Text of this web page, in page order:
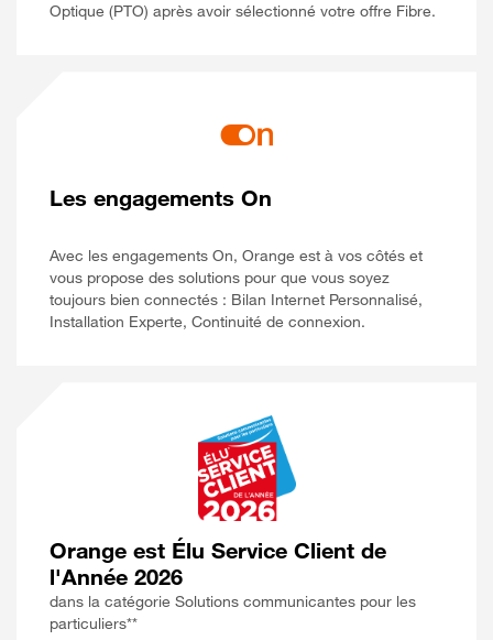
Optique (PTO) après avoir sélectionné votre offre Fibre.
Les engagements On
Avec les engagements On, Orange est à vos côtés et
vous propose des solutions pour que vous soyez
toujours bien connectés : Bilan Internet Personnalisé,
Installation Experte, Continuité de connexion.
Orange est Élu Service Client de
l'Année 2026
dans la catégorie Solutions communicantes pour les
particuliers**